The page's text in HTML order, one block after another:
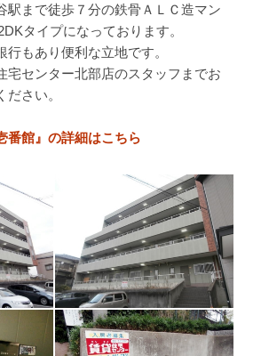
駅まで徒歩７分の鉄骨ＡＬＣ造マン
タイプになっております。
もあり便利な立地です。
宅センター北部店のスタッフまでお
さい。
番館』の詳細はこちら